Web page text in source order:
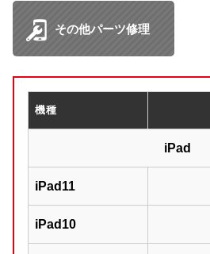
その他パーツ修理
機種
iPad
iPad11
iPad10